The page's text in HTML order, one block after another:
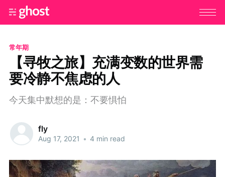
常年期
【寻牧之旅】充满变数的世界需
要冷静不焦虑的人
今天集中默想的是：不要惧怕
fly
Aug 17, 2021 • 4 min read